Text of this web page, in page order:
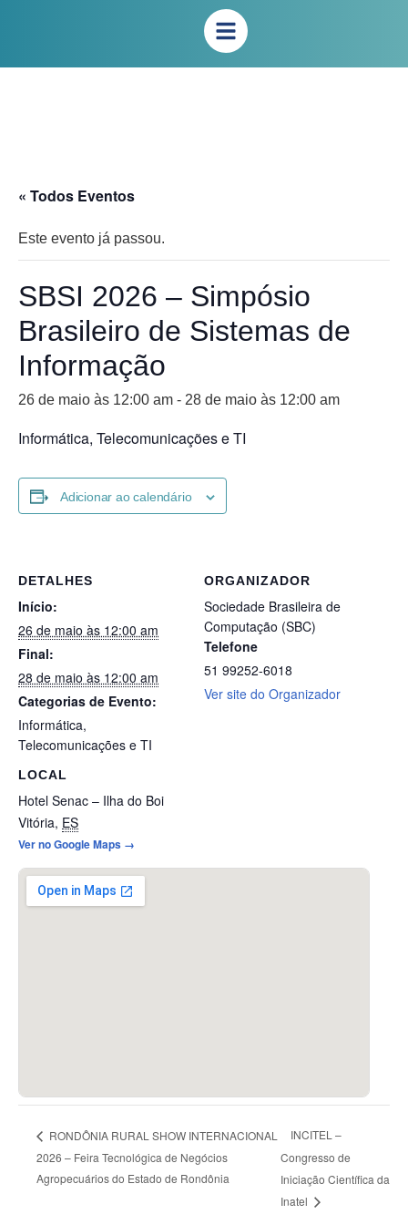
« Todos Eventos
Este evento já passou.
SBSI 2026 – Simpósio
Brasileiro de Sistemas de
Informação
26 de maio às 12:00 am - 28 de maio às 12:00 am
Informática, Telecomunicações e TI
Adicionar ao calendário
DETALHES
Início:
26 de maio às 12:00 am
Final:
28 de maio às 12:00 am
Categorias de Evento:
Informática,
Telecomunicações e TI
LOCAL
Hotel Senac – Ilha do Boi
Vitória, ES
Ver no Google Maps →
ORGANIZADOR
Sociedade Brasileira de
Computação (SBC)
Telefone
51 99252-6018
Ver site do Organizador
RONDÔNIA RURAL SHOW INTERNACIONAL
2026 – Feira Tecnológica de Negócios
Agropecuários do Estado de Rondônia
INCITEL –
Congresso de
Iniciação Científica da
Inatel